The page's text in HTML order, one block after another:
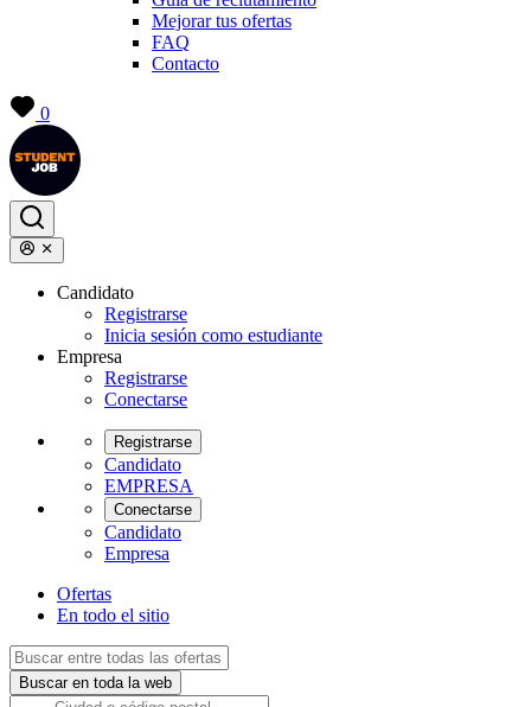
Mejorar tus ofertas
FAQ
Contacto
0
Candidato
Registrarse
Inicia sesión como estudiante
Empresa
Registrarse
Conectarse
Registrarse
Candidato
EMPRESA
Conectarse
Candidato
Empresa
Ofertas
En todo el sitio